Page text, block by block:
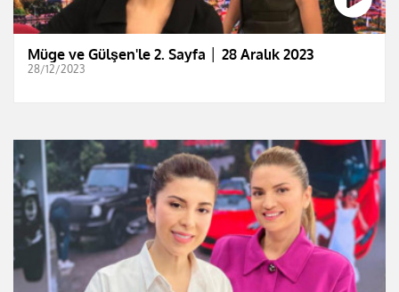
Müge ve Gülşen'le 2. Sayfa │ 28 Aralık 2023
28/12/2023